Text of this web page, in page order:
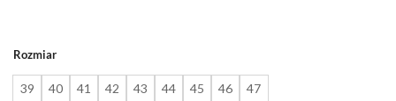
Rozmiar
39 40 41 42 43 44 45 46
47